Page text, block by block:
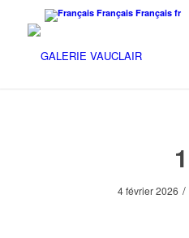
Français Français fr
1
4 février 2026 /